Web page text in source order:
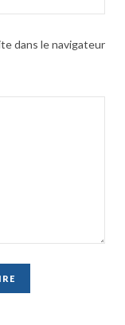
dans le navigateur